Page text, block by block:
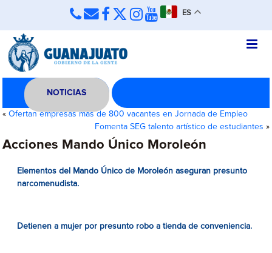
ES
NOTICIAS
«Ofertan empresas más de 800 vacantes en Jornada de Empleo
Fomenta SEG talento artístico de estudiantes »
Acciones Mando Único Moroleón
Elementos del Mando Único de Moroleón aseguran presunto
narcomenudista.
Detienen a mujer por presunto robo a tienda de conveniencia.